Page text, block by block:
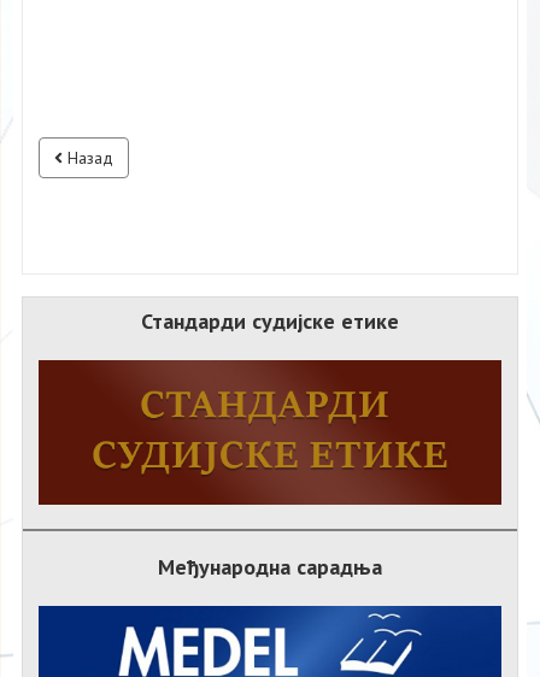
Назад
Стандарди судијске етике
Међународна сарадња